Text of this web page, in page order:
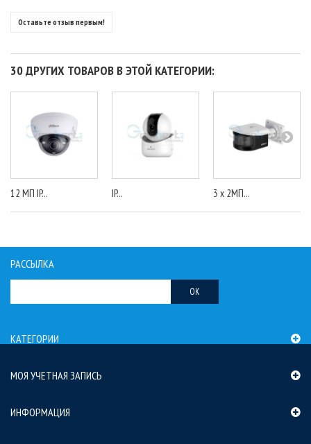
Оставьте отзыв первым!
30 ДРУГИХ ТОВАРОВ В ЭТОЙ КАТЕГОРИИ:
12 МП IP... IP... 3 x 2МП...
РАССЫЛКА
OK
КАТЕГОРИИ
МОЯ УЧЕТНАЯ ЗАПИСЬ
ИНФОРМАЦИЯ